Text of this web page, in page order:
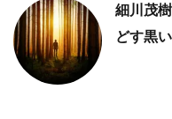
細川茂
どす黒